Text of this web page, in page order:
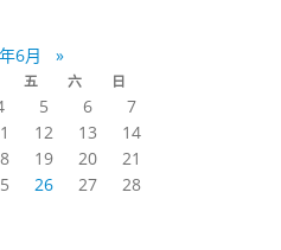
6月 »
五 六 日
5 6
7
12 13
14
19 20
21
26 27
28